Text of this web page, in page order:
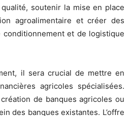
qualité, soutenir la mise en place
agroalimentaire et créer des
et de logistique
il sera crucial de mettre en
agricoles spécialisées.
de banques agricoles ou
des banques existantes. L’offre